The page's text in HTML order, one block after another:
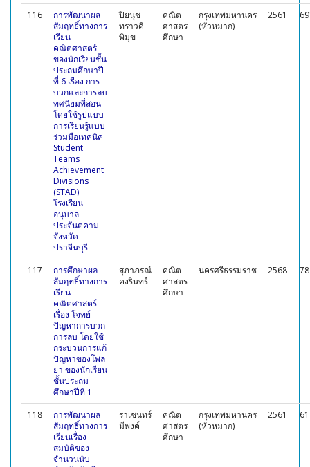
116
การพัฒนาผล
สัมฤทธิ์ทางการ
เรียน
คณิตศาสตร์
ของนักเรียนชั้น
ประถมศึกษาปี
ที่ 6 เรื่อง การ
บวกและการลบ
ทศนิยมที่สอน
โดยใช้รูปแบบ
การเรียนรู้แบบ
ร่วมมือเทคนิค
Student
Teams
Achievement
Divisions
(STAD)
โรงเรียน
อนุบาล
ประจันตคาม
จังหวัด
ปราจีนบุรี
ปิยนุช
ทราวดี
พิมุข
คณิต
ศาสตร
ศึกษา
กรุงเทพมหานคร
(หัวหมาก)
2561
117
การศึกษาผล
สัมฤทธิ์ทางการ
เรียน
คณิตศาสตร์
เรื่อง โจทย์
ปัญหาการบวก
การลบ โดยใช้
กระบวนการแก้
ปัญหาของโพล
ยา ของนักเรียน
ชั้นประถม
ศึกษาปีที่ 1
สุภาภรณ์
คงรินทร์
คณิต
ศาสตร
ศึกษา
นครศรีธรรมราช 2568 78
118
การพัฒนาผล
สัมฤทธิ์ทางการ
เรียนเรื่อง
สมบัติของ
จำนวนนับ
ราเชนทร์
มีพงค์
คณิต
ศาสตร
ศึกษา
กรุงเทพมหานคร
(หัวหมาก)
2561